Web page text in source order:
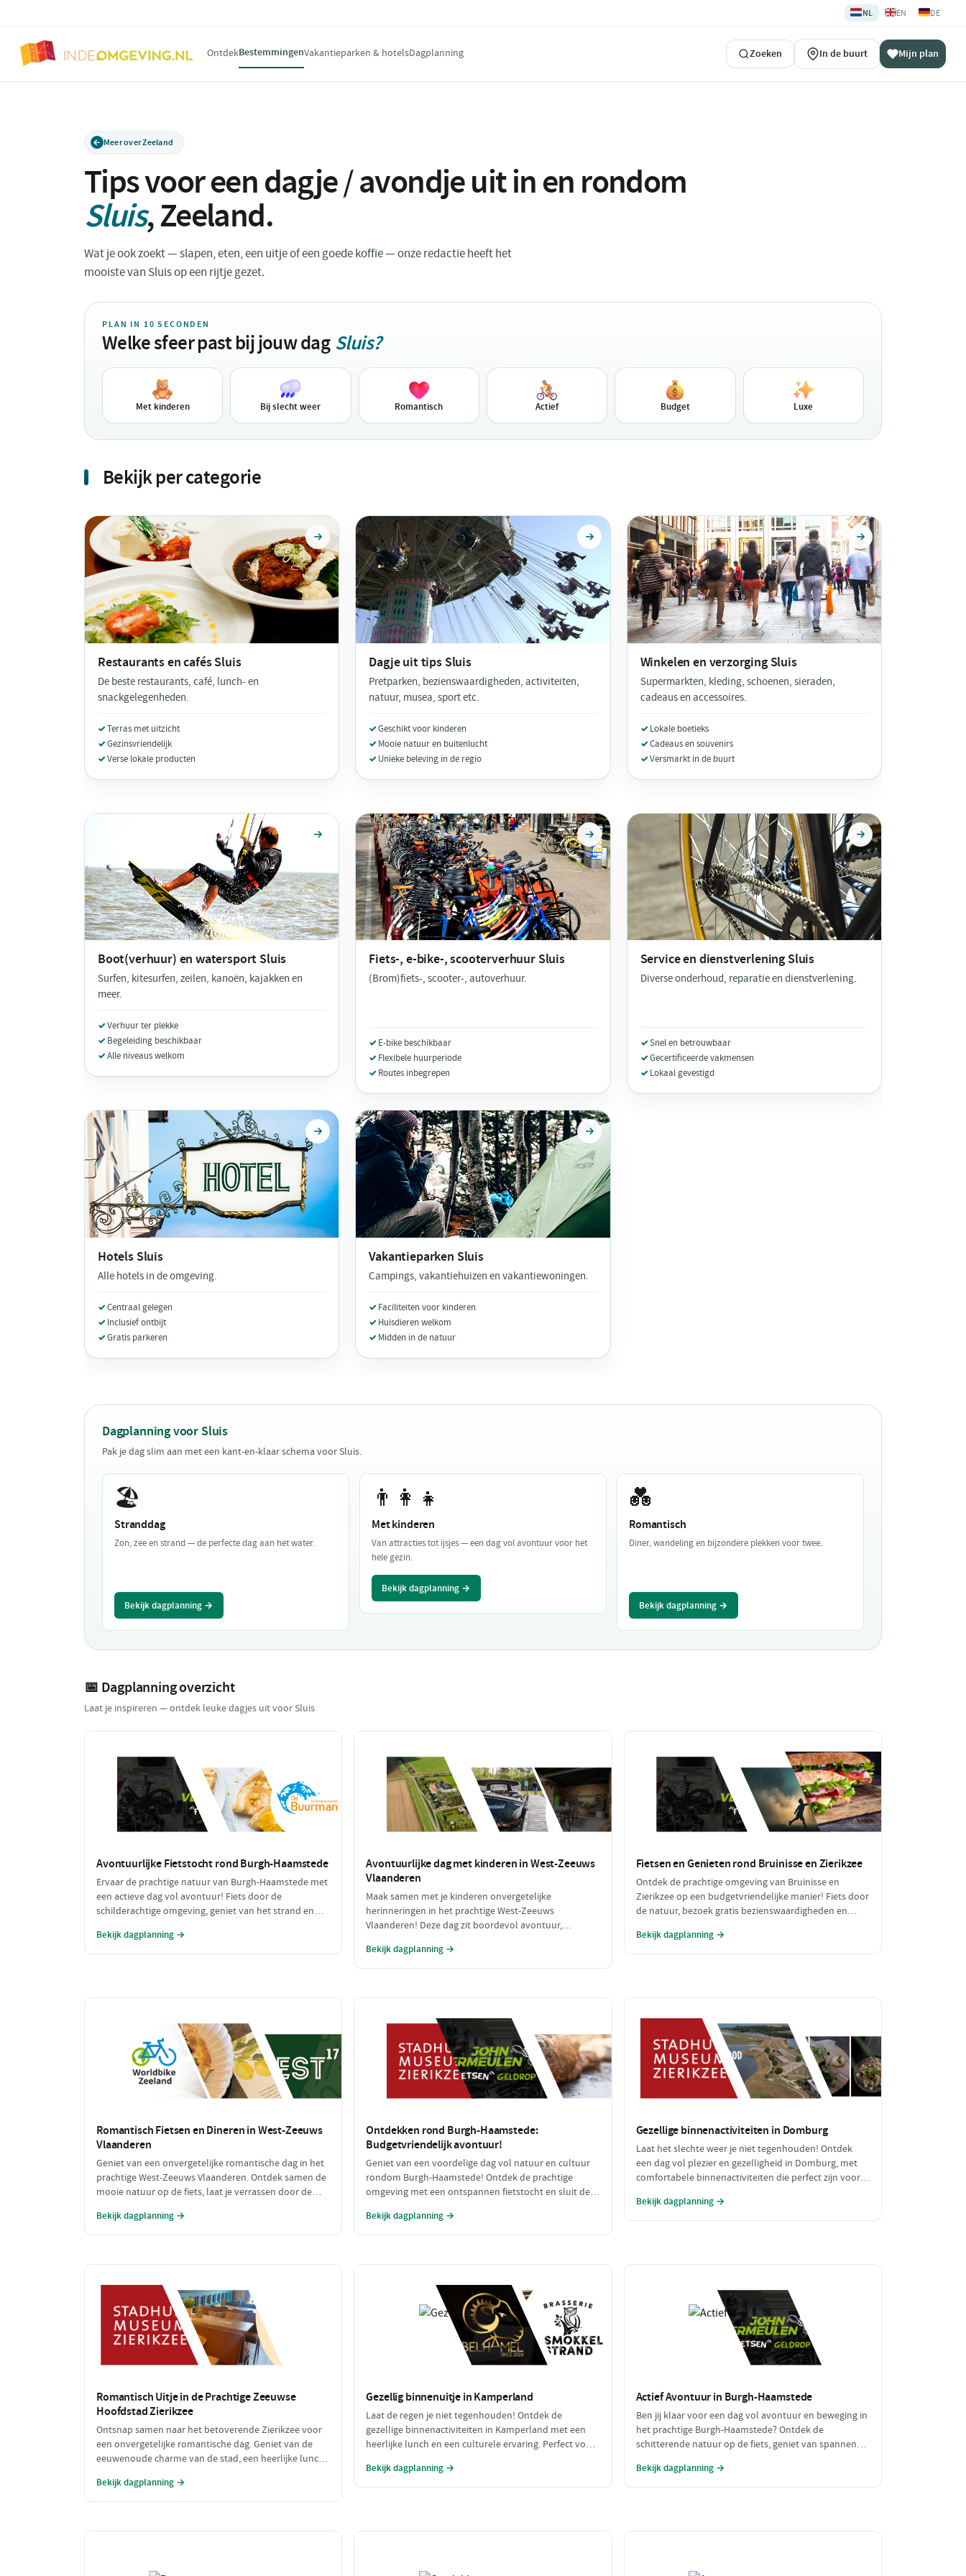
🇳🇱NL 🇬🇧EN 🇩🇪DE
OntdekBestemmingenVakantieparken & hotelsDagplanning Zoeken In de buurt Mijn plan
Meer over Zeeland
Tips voor een dagje / avondje uit in en rondom
Sluis,Zeeland.
Wat je ook zoekt — slapen, eten, een uitje of een goede koffie — onze redactie heeft het
mooiste van Sluis op een rijtje gezet.
PLAN IN 10 SECONDEN
Welke sfeer past bij jouw dagSluis?
Met kinderen Bij slecht weer Romantisch Actief Budget Luxe
Bekijk per categorie
Restaurants en cafésSluis
De beste restaurants, café, lunch- en
snackgelegenheden.
Terras met uitzicht
Gezinsvriendelijk
Verse lokale producten
Dagje uit tips Sluis
Pretparken, bezienswaardigheden, activiteiten,
natuur, musea, sport etc.
Geschikt voor kinderen
Mooie natuur en buitenlucht
Unieke beleving in de regio
Winkelen en verzorging Sluis
Supermarkten, kleding, schoenen, sieraden,
cadeaus en accessoires.
Lokale boetieks
Cadeaus en souvenirs
Versmarkt in de buurt
Boot(verhuur) en watersport Sluis
Surfen, kitesurfen, zeilen, kanoën, kajakken en
meer.
Verhuur ter plekke
Begeleiding beschikbaar
Alle niveaus welkom
Fiets-, e-bike-, scooterverhuur Sluis
(Brom)fiets-, scooter-, autoverhuur.
E-bike beschikbaar
Flexibele huurperiode
Routes inbegrepen
Service en dienstverlening Sluis
Diverse onderhoud, reparatie en dienstverlening.
Snel en betrouwbaar
Gecertificeerde vakmensen
Lokaal gevestigd
Hotels Sluis
Alle hotels in de omgeving.
Centraal gelegen
Inclusief ontbijt
Gratis parkeren
Vakantieparken Sluis
Campings, vakantiehuizen en vakantiewoningen.
Faciliteiten voor kinderen
Huisdieren welkom
Midden in de natuur
Dagplanning voor Sluis
Pak je dag slim aan met een kant-en-klaar schema voor Sluis.
🏖️
Stranddag
Zon, zee en strand — de perfecte dag aan het water.
Bekijk dagplanning →
👨‍👩‍👧
Met kinderen
Van attracties tot ijsjes — een dag vol avontuur voor het
hele gezin.
Bekijk dagplanning →
💑
Romantisch
Diner, wandeling en bijzondere plekken voor twee.
Bekijk dagplanning →
📅 Dagplanning overzicht
Laat je inspireren — ontdek leuke dagjes uit voor Sluis
Avontuurlijke Fietstocht rond Burgh-Haamstede
Ervaar de prachtige natuur van Burgh-Haamstede met
een actieve dag vol avontuur! Fiets door de
schilderachtige omgeving, geniet van het strand en
vol bewegen. Deze dag is perfect voor iedereen die van
Bekijk dagplanning →
Avontuurlijke dag met kinderen in West-Zeeuws
Vlaanderen
Maak samen met je kinderen onvergetelijke
herinneringen in het prachtige West-Zeeuws
Vlaanderen! Deze dag zit boordevol avontuur,
samen wil genieten. Van een spannende speurtocht
Bekijk dagplanning →
Fietsen en Genieten rond Bruinisse en Zierikzee
Ontdek de prachtige omgeving van Bruinisse en
Zierikzee op een budgetvriendelijke manier! Fiets door
de natuur, bezoek gratis bezienswaardigheden en
avontuur zonder de portemonnee te zwaar te
Bekijk dagplanning →
Romantisch Fietsen en Dineren in West-Zeeuws
Vlaanderen
Geniet van een onvergetelijke romantische dag in het
prachtige West-Zeeuws Vlaanderen. Ontdek samen de
mooie natuur op de fiets, laat je verrassen door de
momenten aan zee. Dit is de perfecte combinatie van
Bekijk dagplanning →
Ontdekken rond Burgh-Haamstede:
Budgetvriendelijk avontuur!
Geniet van een voordelige dag vol natuur en cultuur
rondom Burgh-Haamstede! Ontdek de prachtige
omgeving met een ontspannen fietstocht en sluit de
stops zijn gratis of zeer betaalbaar, perfect voor een
Bekijk dagplanning →
Gezellige binnenactiviteiten in Domburg
Laat het slechte weer je niet tegenhouden! Ontdek
een dag vol plezier en gezelligheid in Domburg, met
comfortabele binnenactiviteiten die perfect zijn voor
lunch en verken fascinerende musea, allemaal binnen
Bekijk dagplanning →
Romantisch Uitje in de Prachtige Zeeuwse
Hoofdstad Zierikzee
Ontsnap samen naar het betoverende Zierikzee voor
een onvergetelijke romantische dag. Geniet van de
eeuwenoude charme van de stad, een heerlijke lunch
sfeervol diner. Laat de liefde bloeien te midden van
Bekijk dagplanning →
Gezellig binnenuitje in Kamperland
Laat de regen je niet tegenhouden! Ontdek de
gezellige binnenactiviteiten in Kamperland met een
heerlijke lunch en een culturele ervaring. Perfect voor
comfortabel kunt genieten!
Bekijk dagplanning →
Actief Avontuur in Burgh-Haamstede
Ben jij klaar voor een dag vol avontuur en beweging in
het prachtige Burgh-Haamstede? Ontdek de
schitterende natuur op de fiets, geniet van spannende
smakelijke maaltijd. Dit is dé dag voor de echte
Bekijk dagplanning →